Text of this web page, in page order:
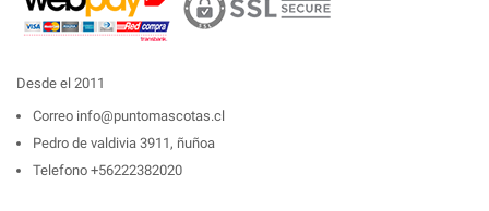
Desde el 2011
Correo info@puntomascotas.cl
Pedro de valdivia 3911, ñuñoa
Telefono +56222382020